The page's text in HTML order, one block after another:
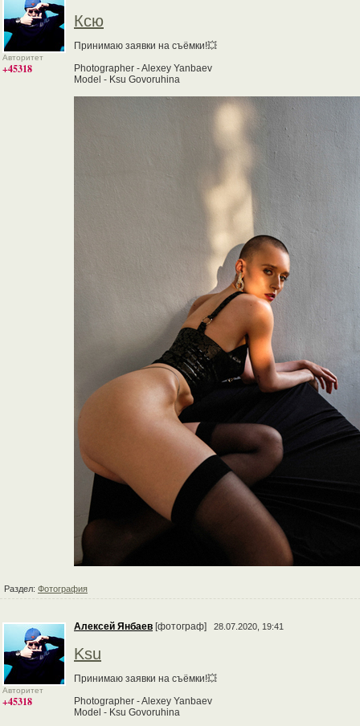
Авторитет
+45318
Ксю
Принимаю заявки на съёмки!💥
Photographer - Alexey Yanbaev
Model - Ksu Govoruhina
Раздел: Фотография
Авторитет
+45318
Алексей Янбаев [фотограф] 28.07.2020, 19:41
Ksu
Принимаю заявки на съёмки!💥
Photographer - Alexey Yanbaev
Model - Ksu Govoruhina